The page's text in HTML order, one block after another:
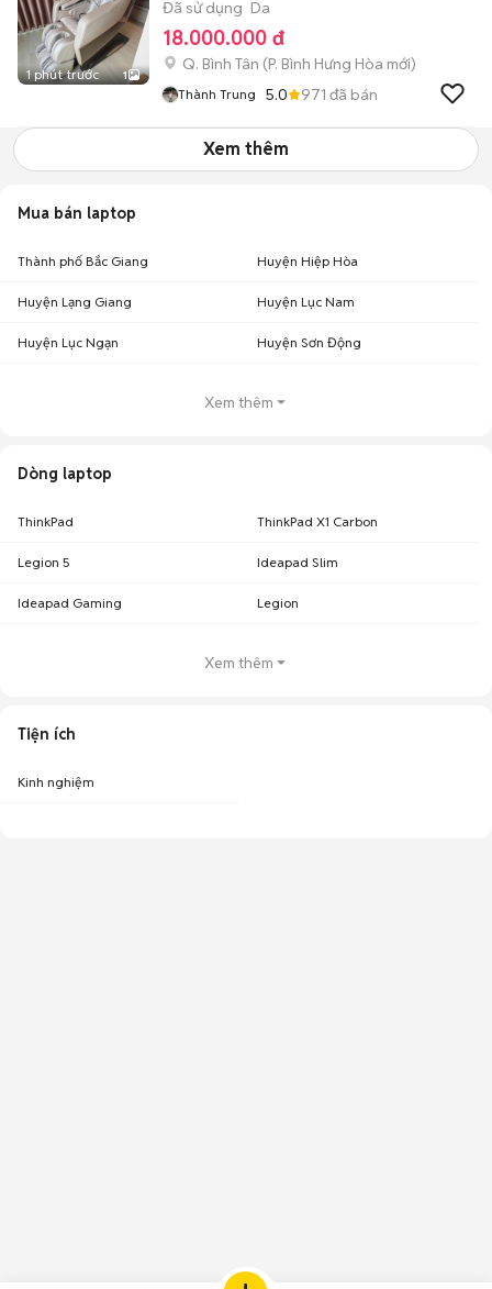
1 phút trước 1
Đã sử dụng Da
18.000.000 đ
Q. Bình Tân (P. Bình Hưng Hòa mới)
Thành Trung 5.0 971 đã bán
Xem thêm
Mua bán laptop
Thành phố Bắc Giang Huyện Hiệp Hòa
Huyện Lạng Giang Huyện Lục Nam
Huyện Lục Ngạn Huyện Sơn Động
Xem thêm
Dòng laptop
ThinkPad ThinkPad X1 Carbon
Legion 5 Ideapad Slim
Ideapad Gaming Legion
Xem thêm
Tiện ích
Kinh nghiệm